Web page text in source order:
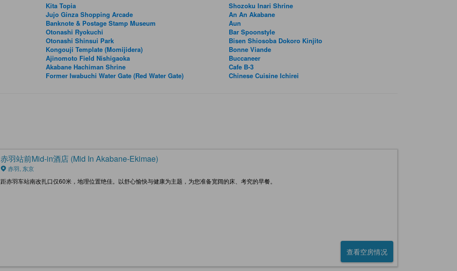
Kita Topia
Jujo Ginza Shopping Arcade
Banknote & Postage Stamp Museum
Otonashi Ryokuchi
Otonashi Shinsui Park
Kongouji Template (Momijidera)
Ajinomoto Field Nishigaoka
Akabane Hachiman Shrine
Former Iwabuchi Water Gate (Red Water Gate)
Shozoku Inari Shrine
An An Akabane
Aun
Bar Spoonstyle
Bisen Shiosoba Dokoro Kinjito
Bonne Viande
Buccaneer
Cafe B-3
Chinese Cuisine Ichirei
赤羽站前Mid-in酒店 (Mid In Akabane-Ekimae)
赤羽, 东京
距赤羽车站南改扎口仅60米，地理位置绝佳。以舒心愉快与健康为主题，为您准备宽阔的床、考究的早餐。
查看空房情况